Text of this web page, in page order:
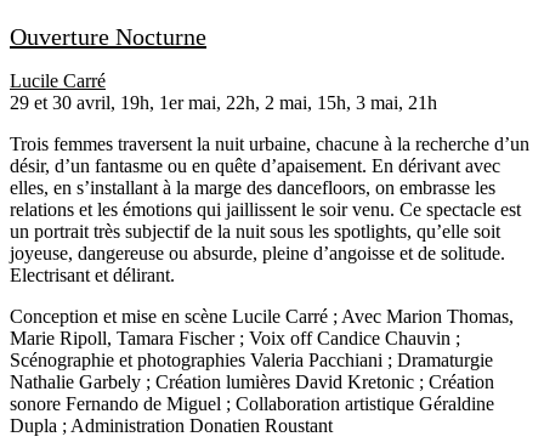
Ouverture Nocturne
Lucile Carré
29 et 30 avril, 19h, 1er mai, 22h, 2 mai, 15h, 3 mai, 21h
Trois femmes traversent la nuit urbaine, chacune à la recherche d’un
désir, d’un fantasme ou en quête d’apaisement. En dérivant avec
elles, en s’installant à la marge des dancefloors, on embrasse les
relations et les émotions qui jaillissent le soir venu. Ce spectacle est
un portrait très subjectif de la nuit sous les spotlights, qu’elle soit
joyeuse, dangereuse ou absurde, pleine d’angoisse et de solitude.
Electrisant et délirant.
Conception et mise en scène Lucile Carré ; Avec Marion Thomas,
Marie Ripoll, Tamara Fischer; Voix offCandice Chauvin ;
Scénographie et photographies Valeria Pacchiani ; Dramaturgie
Nathalie Garbely ; Création lumières David Kretonic ; Création
sonore Fernando de Miguel ; Collaboration artistique Géraldine
Dupla ; Administration Donatien Roustant